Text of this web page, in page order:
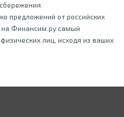
предложений от российских
на Финансим.ру самый
лиц, исходя из ваших